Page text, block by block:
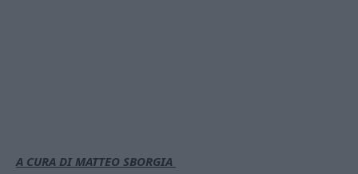
A CURA DI MATTEO SBORGIA